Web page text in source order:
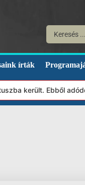
írták
került. Ebből